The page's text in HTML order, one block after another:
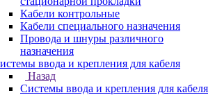
Кабели контрольные
Кабели специального назначения
Провода и шнуры различного
назначения
ввода и крепления для кабеля
Назад
Системы ввода и крепления для кабеля